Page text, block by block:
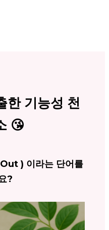
한 기능성 천
😘
) 이라는 단어를
?